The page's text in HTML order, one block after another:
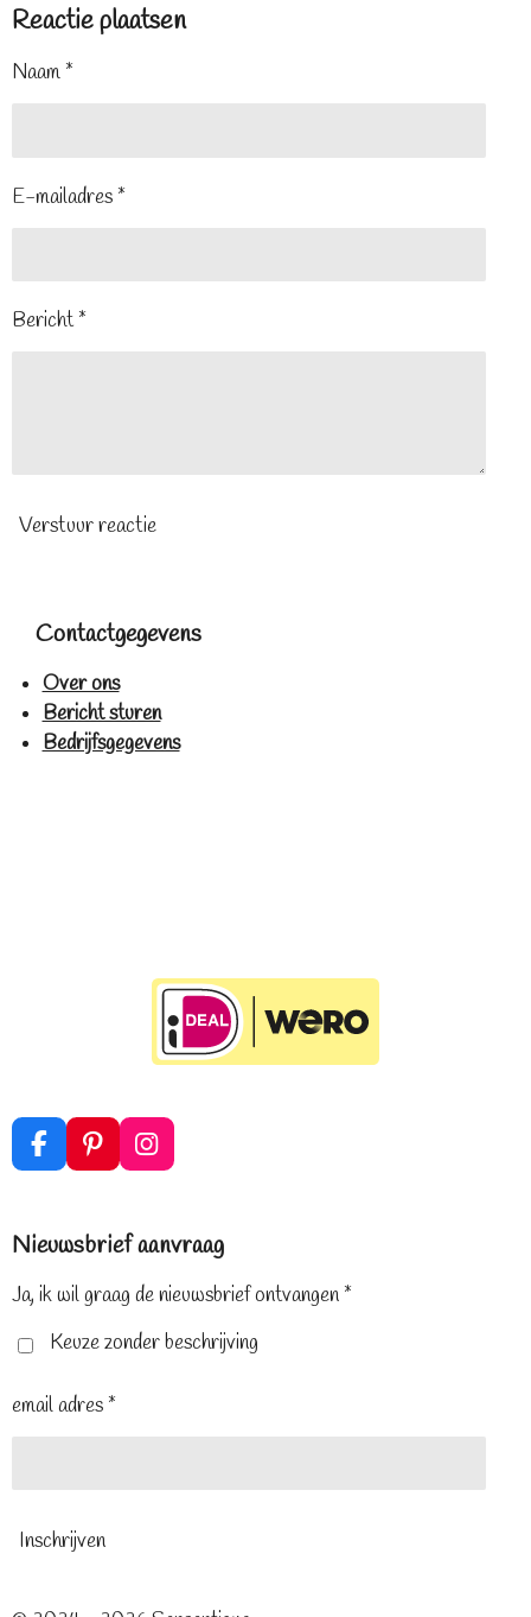
Reactie plaatsen
Naam *
E-mailadres *
Bericht *
Verstuur reactie
Contactgegevens
Over ons
Bericht sturen
Bedrijfsgegevens
F
a
b
o
P
i
e
e
t
I
n
a
r
m
Nieuwsbrief aanvraag
Ja, ik wil graag de nieuwsbrief ontvangen *
Keuze zonder beschrijving
email adres *
Inschrijven